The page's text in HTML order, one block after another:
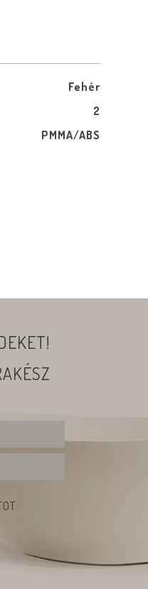
Fehér
2
PMMA/ABS